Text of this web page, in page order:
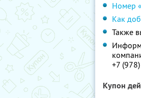
Номер
Как
Также
+7
Купон